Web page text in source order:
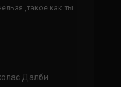
,такое как ты
Далби